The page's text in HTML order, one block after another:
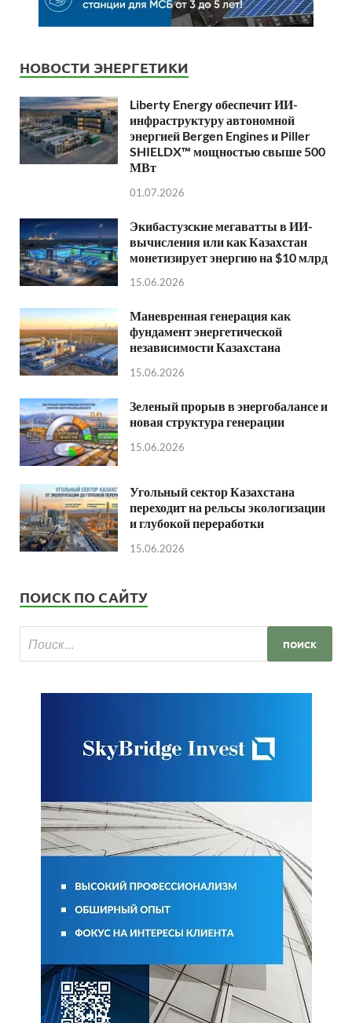
НОВОСТИ ЭНЕРГЕТИКИ
Liberty Energy обеспечит ИИ-
инфраструктуру автономной
энергией Bergen Engines и Piller
SHIELDX™ мощностью свыше 500
МВт
01.07.2026
Экибастузские мегаватты в ИИ-
вычисления или как Казахстан
монетизирует энергию на $10 млрд
15.06.2026
Маневренная генерация как
фундамент энергетической
независимости Казахстана
15.06.2026
Зеленый прорыв в энергобалансе и
новая структура генерации
15.06.2026
Угольный сектор Казахстана
переходит на рельсы экологизации
и глубокой переработки
15.06.2026
ПОИСК ПО САЙТУ